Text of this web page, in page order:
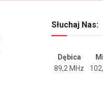
Słuchaj Nas:
Dębica
89,2 MHz